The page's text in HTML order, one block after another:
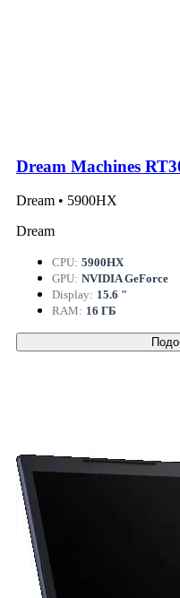
Dream Machines
Dream • 5900HX
Dream
CPU: 5900HX
GPU: NVIDIA GeForce
Display: 15.6 "
RAM: 16 ГБ